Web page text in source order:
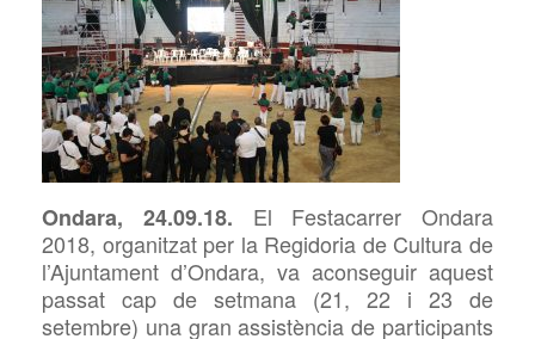
Ondara, 24.09.18. El Festacarrer Ondara
2018, organitzat per la Regidoria de Cultura de
l’Ajuntament d’Ondara, va aconseguir aquest
passat cap de setmana (21, 22 i 23 de
setembre) una gran assistència de participants